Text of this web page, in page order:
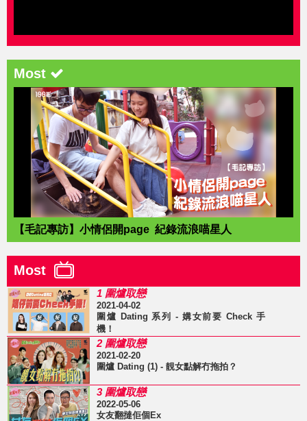
Most
【毛記專訪】小情侶開page 紀錄流浪喵星人
Most
1 圍爐取戀
2021-04-02
圍爐 Dating 系列 - 媾女前要 Check 手
機！
2 圍爐取戀
2021-02-20
圍爐 Dating (1) - 靚女點解冇拖拍？
3 圍爐取戀
2022-05-06
女友翻撻佢個Ex